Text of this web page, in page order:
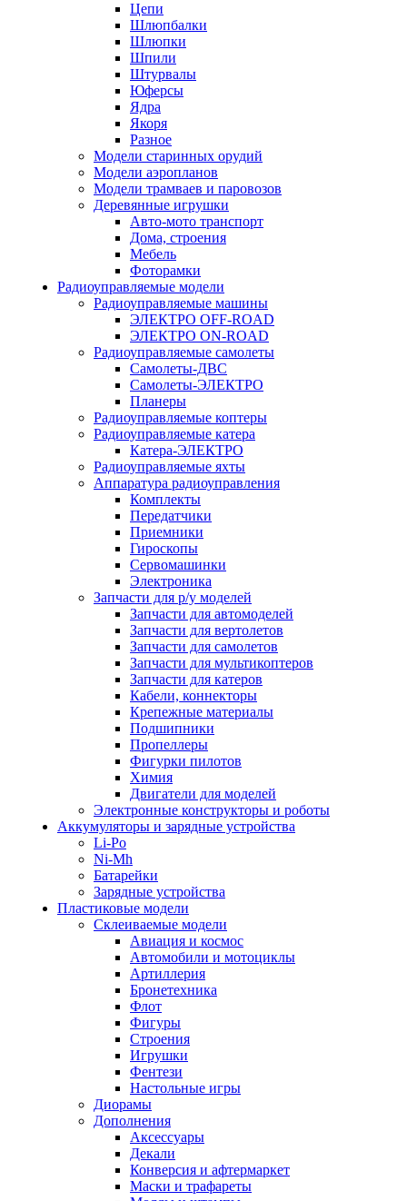
Цепи
Шлюпбалки
Шлюпки
Шпили
Штурвалы
Юферсы
Ядра
Якоря
Разное
Модели старинных орудий
Модели аэропланов
Модели трамваев и паровозов
Деревянные игрушки
Авто-мото транспорт
Дома, строения
Мебель
Фоторамки
Радиоуправляемые модели
Радиоуправляемые машины
ЭЛЕКТРО OFF-ROAD
ЭЛЕКТРО ON-ROAD
Радиоуправляемые самолеты
Самолеты-ДВС
Самолеты-ЭЛЕКТРО
Планеры
Радиоуправляемые коптеры
Радиоуправляемые катера
Катера-ЭЛЕКТРО
Радиоуправляемые яхты
Аппаратура радиоуправления
Комплекты
Передатчики
Приемники
Гироскопы
Сервомашинки
Электроника
Запчасти для р/у моделей
Запчасти для автомоделей
Запчасти для вертолетов
Запчасти для самолетов
Запчасти для мультикоптеров
Запчасти для катеров
Кабели, коннекторы
Крепежные материалы
Подшипники
Пропеллеры
Фигурки пилотов
Химия
Двигатели для моделей
Электронные конструкторы и роботы
Аккумуляторы и зарядные устройства
Li-Po
Ni-Mh
Батарейки
Зарядные устройства
Пластиковые модели
Склеиваемые модели
Авиация и космос
Автомобили и мотоциклы
Артиллерия
Бронетехника
Флот
Фигуры
Строения
Игрушки
Фентези
Настольные игры
Диорамы
Дополнения
Аксессуары
Декали
Конверсия и афтермаркет
Маски и трафареты